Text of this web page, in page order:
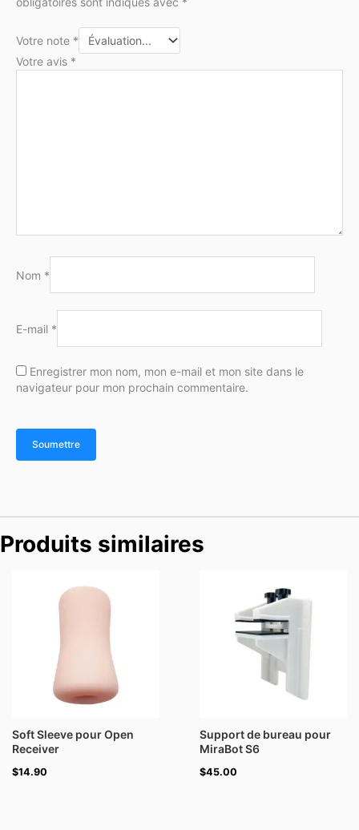
Votre note *
Votre avis *
Nom *
E-mail *
Enregistrer mon nom, mon e-mail et mon site dans le
navigateur pour mon prochain commentaire.
Produits similaires
Soft Sleeve pour Open
Receiver
$14.90
Support de bureau pour
MiraBot S6
$45.00